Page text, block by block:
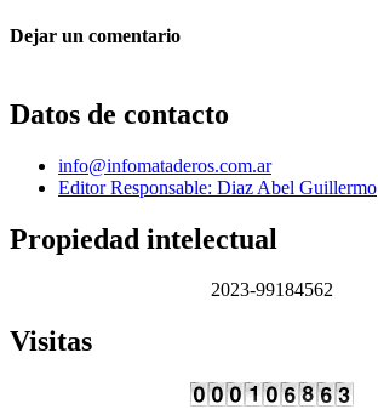
Dejar un comentario
Datos de contacto
info@infomataderos.com.ar
Editor Responsable: Diaz Abel Guillermo
Propiedad intelectual
2023-99184562
Visitas